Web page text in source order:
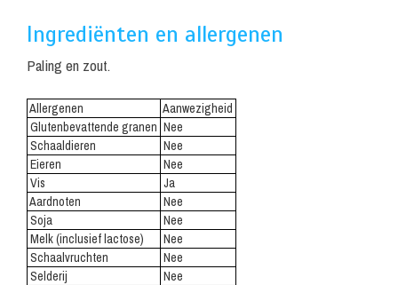
Ingrediënten en allergenen
Paling en zout.
Allergenen Aanwezigheid
Glutenbevattende granen Nee
Schaaldieren
Nee
Eieren
Nee
Vis
Ja
Aardnoten
Nee
Soja
Nee
Melk (inclusief lactose)
Nee
Schaalvruchten
Nee
Selderij
Nee